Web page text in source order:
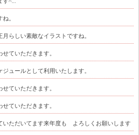
。
らしい素敵なイラストですね。
ていただきます。
ュールとして利用いたします。
ていただきます。
ていただきます。
ただいてます来年度も よろしくお願いします